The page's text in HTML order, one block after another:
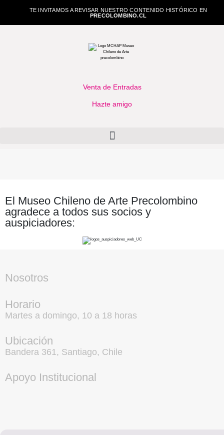
TE INVITAMOS A REVISAR NUESTRO CONTENIDO HISTÓRICO EN
PRECOLOMBINO.CL
Venta de Entradas
Hazte amigo
El Museo Chileno de Arte Precolombino
agradece a todos sus socios y
auspiciadores:
Nosotros
Horario
Martes a domingo, 10 a 18 horas
Ubicación
Bandera 361, Santiago, Chile
Apoyo Institucional